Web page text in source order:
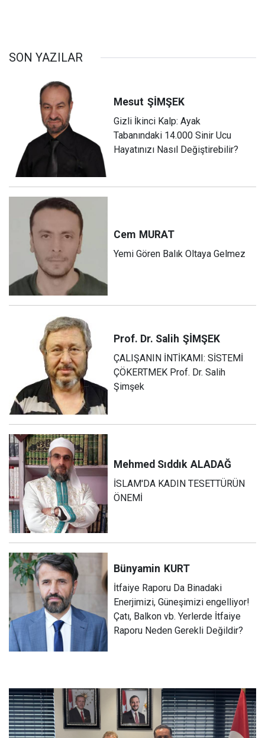
SON YAZILAR
Mesut ŞİMŞEK
Gizli İkinci Kalp: Ayak
Tabanındaki 14.000 Sinir Ucu
Hayatınızı Nasıl Değiştirebilir?
Cem MURAT
Yemi Gören Balık Oltaya Gelmez
Prof. Dr. Salih ŞİMŞEK
ÇALIŞANIN İNTİKAMI: SİSTEMİ
ÇÖKERTMEK Prof. Dr. Salih
Şimşek
Mehmed Sıddık ALADAĞ
İSLAM'DA KADIN TESETTÜRÜN
ÖNEMİ
Bünyamin KURT
İtfaiye Raporu Da Binadaki
Enerjimizi, Güneşimizi engelliyor!
Çatı, Balkon vb. Yerlerde İtfaiye
Raporu Neden Gerekli Değildir?